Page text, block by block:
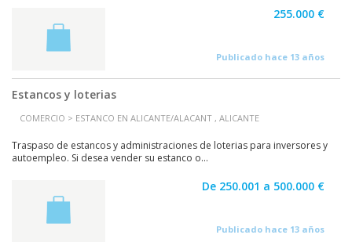
255.000 €
Publicado hace 13 años
Estancos y loterias
COMERCIO > ESTANCO EN ALICANTE/ALACANT , ALICANTE
Traspaso de estancos y administraciones de loterias para inversores y
autoempleo. Si desea vender su estanco o...
De 250.001 a 500.000 €
Publicado hace 13 años